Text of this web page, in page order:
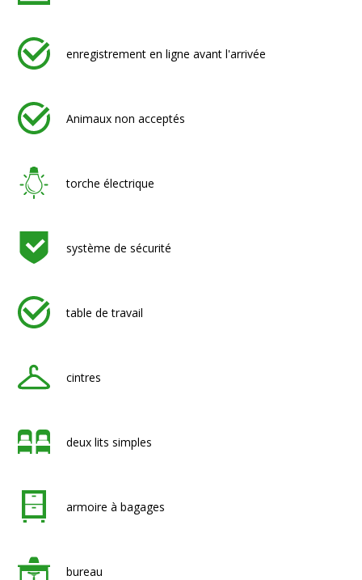
enregistrement en ligne avant l'arrivée
Animaux non acceptés
torche électrique
système de sécurité
table de travail
cintres
deux lits simples
armoire à bagages
bureau